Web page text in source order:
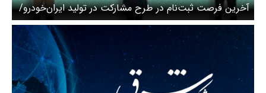
آخرین فرصت ثبت‌نام در طرح مشارکت در تولید ایران‌خودرو/
سامانه فروش تا ساعت ۱۷ شنبه فعال است